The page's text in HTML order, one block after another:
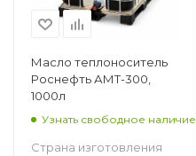
Масло теплоноситель
Роснефть АМТ-300,
1000л
Узнать свободное наличие
Страна изготовления